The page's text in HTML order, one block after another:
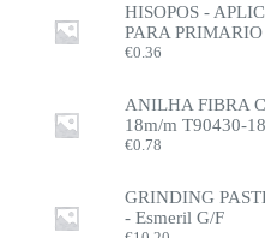
HISOPOS -
PARA PRIMARIO
€0.36
ANILHA FIBRA
18m/m T90430-
€0.78
GRINDING
- Esmeril G/F